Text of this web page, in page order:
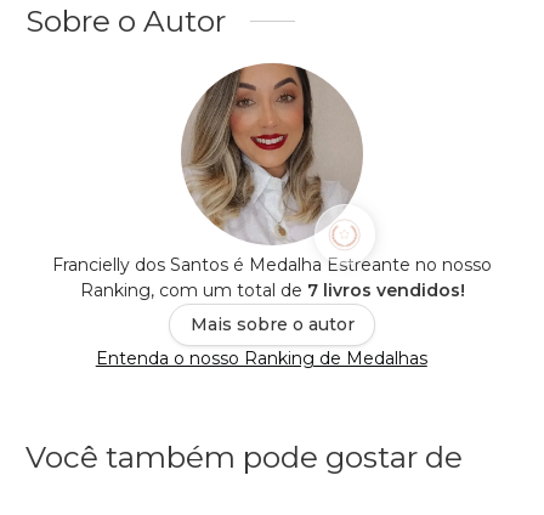
Sobre o Autor
Francielly dos Santos é Medalha Estreante no nosso
Ranking, com um total de 7 livros vendidos!
Mais sobre o autor
Entenda o nosso Ranking de Medalhas
Você também pode gostar de